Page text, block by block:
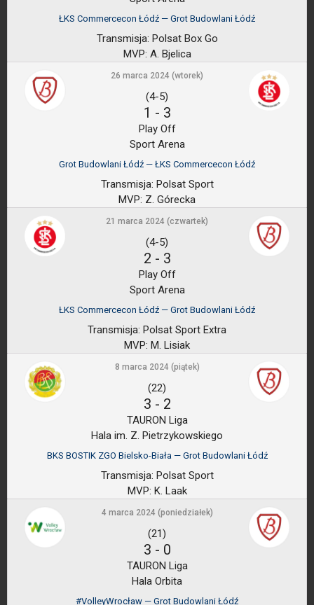
ŁKS Commercecon Łódź — Grot Budowlani Łódź
Transmisja: Polsat Box Go
MVP: A. Bjelica
26 marca 2024 (wtorek)
(4-5)
1 - 3
Play Off
Sport Arena
Grot Budowlani Łódź — ŁKS Commercecon Łódź
Transmisja: Polsat Sport
MVP: Z. Górecka
21 marca 2024 (czwartek)
(4-5)
2 - 3
Play Off
Sport Arena
ŁKS Commercecon Łódź — Grot Budowlani Łódź
Transmisja: Polsat Sport Extra
MVP: M. Lisiak
8 marca 2024 (piątek)
(22)
3 - 2
TAURON Liga
Hala im. Z. Pietrzykowskiego
BKS BOSTIK ZGO Bielsko-Biała — Grot Budowlani Łódź
Transmisja: Polsat Sport
MVP: K. Laak
4 marca 2024 (poniedziałek)
(21)
3 - 0
TAURON Liga
Hala Orbita
#VolleyWrocław — Grot Budowlani Łódź